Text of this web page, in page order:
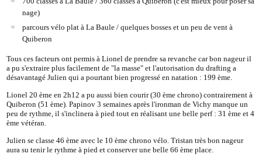
nage)
parcours vélo plat à La Baule / quelques bosses et un peu de vent à
Quiberon
Tous ces facteurs ont permis à Lionel de prendre sa revanche car bon nageur il
a pu s'extraire plus facilement de "la masse" et l'autorisation du drafting a
désavantagé Julien qui a pourtant bien progressé en natation : 199 ème.
Lionel 20 ème en 2h12 a pu aussi bien courir (30 ème chrono) contrairement à
Quiberon (51 ème). Papinov 3 semaines après l'ironman de Vichy manque un
peu de rythme, il s'inclinera à pied tout en réalisant une belle perf : 31 ème et 4
ème vétéran.
Julien se classe 46 ème avec le 10 ème chrono vélo. Tristan très bon nageur
aura su tenir le rythme à pied et conserver une belle 66 ème place.